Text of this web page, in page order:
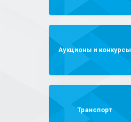
Аукционы и конкурсы
Транспорт